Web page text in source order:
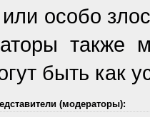
особо
также
быть как
(модераторы):